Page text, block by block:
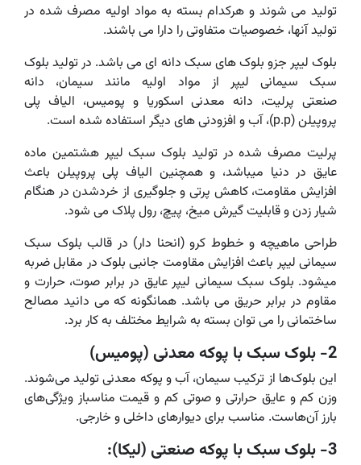
تولید می شوند و هرکدام بسته به مواد اولیه مصرف شده در
تولید آنها، خصوصیات متفاوتی را دارا می باشند.
بلوک لیپر جزو بلوک های سبک دانه ای می باشد. در تولید بلوک
سبک سیمانی لیپر از مواد اولیه مانند سیمان، دانه
صنعتی پرلیت، دانه معدنی اسکوریا و پومیس، الیاف پلی
پروپیلن (p.p)، آب و افزودنی های دیگر استفاده شده است.
پرلیت مصرف شده در تولید بلوک سبک لیپر هشتمین ماده
عایق در دنیا میباشد، و همچنین الیاف پلی پروپیلن باعث
افزایش مقاومت، کاهش پرتی و جلوگیری از خردشدن در هنگام
شیار زدن و قابلیت گیرش میخ، پیچ، رول پلاک می شود.
طراحی ماهیچه و خطوط کرو (انحنا دار) در قالب بلوک سبک
سیمانی لیپر باعث افزایش مقاومت جانبی بلوک در مقابل ضربه
میشود. بلوک سبک سیمانی لیپر عایق در برابر صوت، حرارت و
مقاوم در برابر حریق می باشد. همانگونه که می دانید مصالح
ساختمانی را می توان بسته به شرایط مختلف به کار برد.
2- بلوک سبک با پوکه معدنی (پومیس)
این بلوک‌ها از ترکیب سیمان، آب و پوکه معدنی تولید می‌شوند.
وزن کم و عایق حرارتی و صوتی کم و قیمت مناسباز ویژگی‌های
بارز آن‌هاست. مناسب برای دیوارهای داخلی و خارجی.
3- بلوک سبک با پوکه صنعتی (لیکا):